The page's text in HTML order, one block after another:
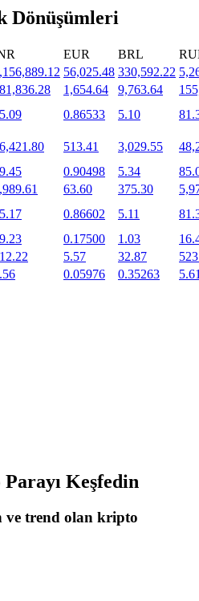
hizmeti
Dönüşümleri
EUR BRL
56,025.48 330,592.22
1,654.64 9,763.64
0.86533 5.10
513.41 3,029.55
0.90498 5.34
63.60 375.30
0.86602 5.11
0.17500 1.03
5.57 32.87
0.05976 0.35263
Keşfedin
ve trend olan kripto